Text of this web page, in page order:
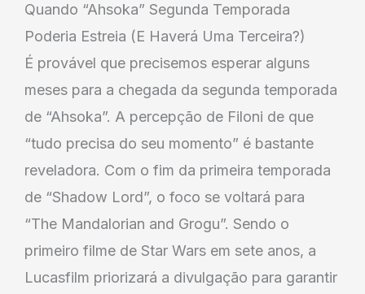
Quando “Ahsoka” Segunda Temporada
Poderia Estreia (E Haverá Uma Terceira?)
É provável que precisemos esperar alguns
meses para a chegada da segunda temporada
de “Ahsoka”. A percepção de Filoni de que
“tudo precisa do seu momento” é bastante
reveladora. Com o fim da primeira temporada
de “Shadow Lord”, o foco se voltará para
“The Mandalorian and Grogu”. Sendo o
primeiro filme de Star Wars em sete anos, a
Lucasfilm priorizará a divulgação para garantir